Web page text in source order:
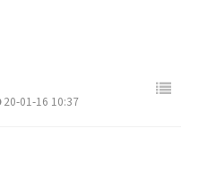
20-01-16 10:37